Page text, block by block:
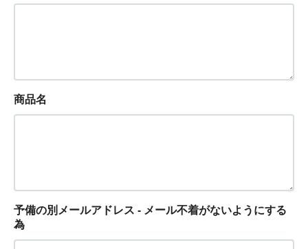
商品名
予備の別メールアドレス - メール不着がないようにする
為